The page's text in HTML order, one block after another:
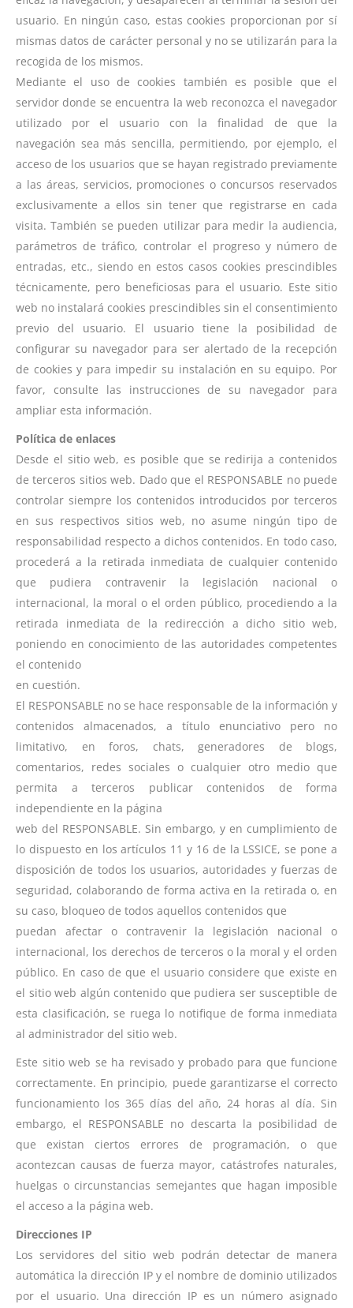
usuario. En ningún caso, estas cookies proporcionan por sí
mismas datos de carácter personal y no se utilizarán para la
recogida de los mismos.
Mediante el uso de cookies también es posible que el
servidor donde se encuentra la web reconozca el navegador
utilizado por el usuario con la finalidad de que la
navegación sea más sencilla, permitiendo, por ejemplo, el
acceso de los usuarios que se hayan registrado previamente
a las áreas, servicios, promociones o concursos reservados
exclusivamente a ellos sin tener que registrarse en cada
visita. También se pueden utilizar para medir la audiencia,
parámetros de tráfico, controlar el progreso y número de
entradas, etc., siendo en estos casos cookies prescindibles
técnicamente, pero beneficiosas para el usuario. Este sitio
web no instalará cookies prescindibles sin el consentimiento
previo del usuario. El usuario tiene la posibilidad de
configurar su navegador para ser alertado de la recepción
de cookies y para impedir su instalación en su equipo. Por
favor, consulte las instrucciones de su navegador para
ampliar esta información.
Política de enlaces
Desde el sitio web, es posible que se redirija a contenidos
de terceros sitios web. Dado que el RESPONSABLE no puede
controlar siempre los contenidos introducidos por terceros
en sus respectivos sitios web, no asume ningún tipo de
responsabilidad respecto a dichos contenidos. En todo caso,
procederá a la retirada inmediata de cualquier contenido
que pudiera contravenir la legislación nacional o
internacional, la moral o el orden público, procediendo a la
retirada inmediata de la redirección a dicho sitio web,
poniendo en conocimiento de las autoridades competentes
el contenido
en cuestión.
El RESPONSABLE no se hace responsable de la información y
contenidos almacenados, a título enunciativo pero no
limitativo, en foros, chats, generadores de blogs,
comentarios, redes sociales o cualquier otro medio que
permita a terceros publicar contenidos de forma
independiente en la página
web del RESPONSABLE. Sin embargo, y en cumplimiento de
lo dispuesto en los artículos 11 y 16 de la LSSICE, se pone a
disposición de todos los usuarios, autoridades y fuerzas de
seguridad, colaborando de forma activa en la retirada o, en
su caso, bloqueo de todos aquellos contenidos que
puedan afectar o contravenir la legislación nacional o
internacional, los derechos de terceros o la moral y el orden
público. En caso de que el usuario considere que existe en
el sitio web algún contenido que pudiera ser susceptible de
esta clasificación, se ruega lo notifique de forma inmediata
al administrador del sitio web.
Este sitio web se ha revisado y probado para que funcione
correctamente. En principio, puede garantizarse el correcto
funcionamiento los 365 días del año, 24 horas al día. Sin
embargo, el RESPONSABLE no descarta la posibilidad de
que existan ciertos errores de programación, o que
acontezcan causas de fuerza mayor, catástrofes naturales,
huelgas o circunstancias semejantes que hagan imposible
el acceso a la página web.
Direcciones IP
Los servidores del sitio web podrán detectar de manera
automática la dirección IP y el nombre de dominio utilizados
por el usuario. Una dirección IP es un número asignado